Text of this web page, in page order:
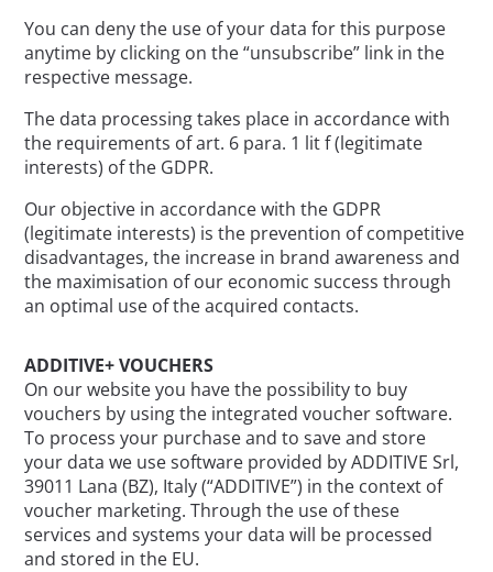
You can deny the use of your data for this purpose
anytime by clicking on the “unsubscribe” link in the
respective message.
The data processing takes place in accordance with
the requirements of art. 6 para. 1 lit f (legitimate
interests) of the GDPR.
Our objective in accordance with the GDPR
(legitimate interests) is the prevention of competitive
disadvantages, the increase in brand awareness and
the maximisation of our economic success through
an optimal use of the acquired contacts.
ADDITIVE+ VOUCHERS
On our website you have the possibility to buy
vouchers by using the integrated voucher software.
To process your purchase and to save and store
your data we use software provided by ADDITIVE Srl,
39011 Lana (BZ), Italy (“ADDITIVE”) in the context of
voucher marketing. Through the use of these
services and systems your data will be processed
and stored in the EU.